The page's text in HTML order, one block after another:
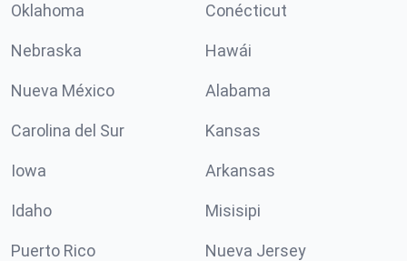
Oklahoma Conécticut
Nebraska Hawái
Nueva México Alabama
Carolina del Sur Kansas
Iowa Arkansas
Idaho Misisipi
Puerto Rico Nueva Jersey